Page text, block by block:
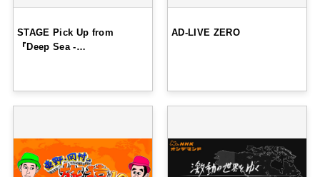
STAGE Pick Up from
『Deep Sea -…
AD-LIVE ZERO